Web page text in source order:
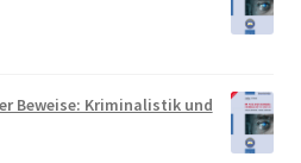
Beweise: Kriminalistik und